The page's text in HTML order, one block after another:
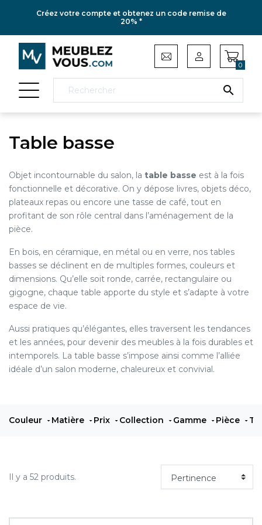
Créez votre compte et obtenez un code remise de
20% *

0
Table basse
Objet incontournable du salon, la table basse est à la fois
fonctionnelle et décorative. On y dépose livres, objets déco,
plateaux repas ou encore une tasse de café, tout en
profitant de son rôle central dans l’aménagement de la
pièce.
En bois, en céramique, en métal ou en verre, nos tables
basses se déclinent en de multiples formes, couleurs et
dimensions. Qu’elle soit ronde, carrée, rectangulaire ou
gigogne, chaque table apporte du style et s’adapte à votre
espace de vie.
Aussi pratiques qu’élégantes, elles traversent les tendances
et les années, pour devenir des meubles à la fois durables et
intemporels. La table basse s’impose ainsi comme l’alliée
idéale d’un salon moderne, chaleureux et convivial.
Couleur Matière Prix Collection Gamme Pièce
Il y a 52 produits.